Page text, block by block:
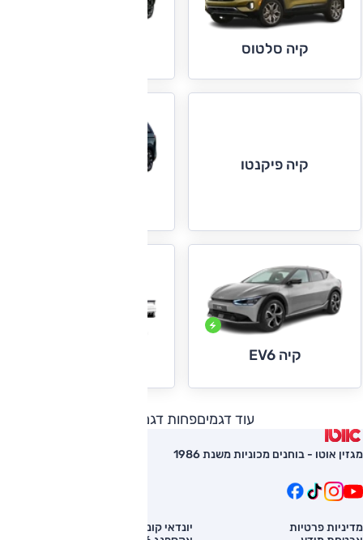
קיה סלטוס
קיה פיקנטו
קיה EV6
עוד דגמיםפחות דגמים
מגזין אוטו - בוחנים מכוניות משנת 1986
מדיניות פרטיות
יונדאי קונה